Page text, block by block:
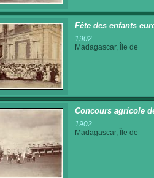
Fête des enfants
1902
Madagascar, Île de
Concours agricole
1902
Madagascar, Île de